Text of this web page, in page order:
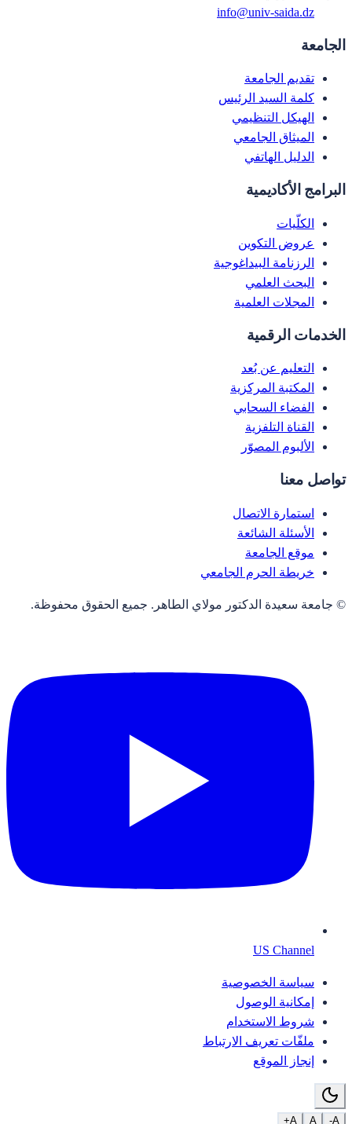
info@univ-saida.dz
الجامعة
تقديم الجامعة
كلمة السيد الرئيس
الهيكل التنظيمي
الميثاق الجامعي
الدليل الهاتفي
البرامج الأكاديمية
الكلّيات
عروض التكوين
الرزنامة البيداغوجية
البحث العلمي
المجلات العلمية
الخدمات الرقمية
التعليم عن بُعد
المكتبة المركزية
الفضاء السحابي
القناة التلفزية
الألبوم المصوّر
تواصل معنا
استمارة الاتصال
الأسئلة الشائعة
موقع الجامعة
خريطة الحرم الجامعي
© جامعة سعيدة الدكتور مولاي الطاهر. جميع الحقوق محفوظة.
US Channel
سياسة الخصوصية
إمكانية الوصول
شروط الاستخدام
ملفّات تعريف الارتباط
إنجاز الموقع
A-
A
A+